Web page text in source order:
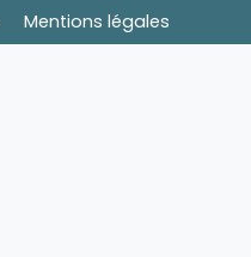
Mentions légales